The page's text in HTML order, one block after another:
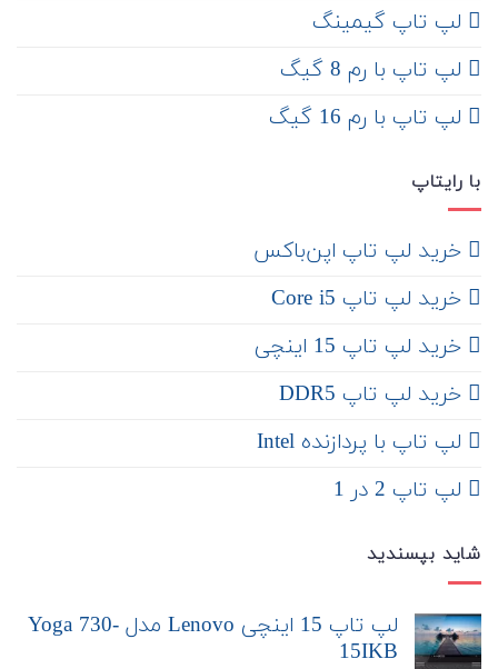
لپ تاپ گیمینگ
لپ تاپ با رم 8 گیگ
لپ تاپ با رم 16 گیگ
با رایتاپ
‌ خرید لپ تاپ اپن‌باکس
خرید لپ تاپ Core i5
‌‌ خرید لپ تاپ 15 اینچی
خرید لپ تاپ DDR5
لپ تاپ با پردازنده Intel
لپ تاپ 2 در 1
شاید بپسندید
لپ تاپ 15 اینچی Lenovo مدل Yoga 730-
15IKB